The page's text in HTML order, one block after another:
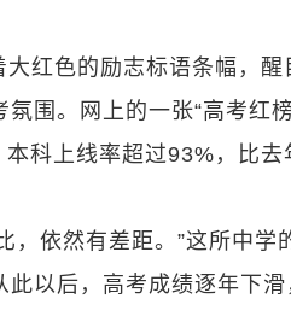
红色的励志标语条幅，醒
围。网上的一张“高考红榜
科上线率超过93%，比去
，依然有差距。”这所中学
以后，高考成绩逐年下